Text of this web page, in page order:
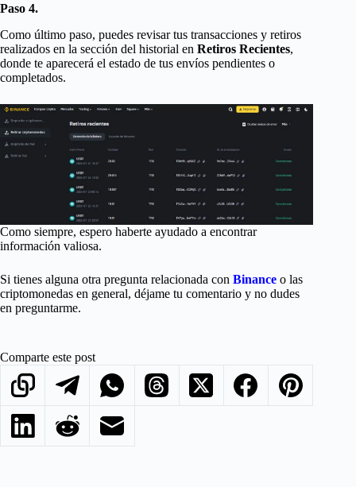
Paso 4.
Como último paso, puedes revisar tus transacciones y retiros
realizados en la sección del historial en Retiros Recientes,
donde te aparecerá el estado de tus envíos pendientes o
completados.
Como siempre, espero haberte ayudado a encontrar
información valiosa.
Si tienes alguna otra pregunta relacionada con Binance o las
criptomonedas en general, déjame tu comentario y no dudes
en preguntarme.
Comparte este post